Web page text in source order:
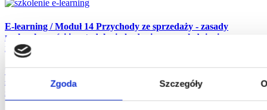
Zgoda Szczegóły
E-learning / Moduł 14 Przychody ze sprzedaży - zasady
rachunkowości i metodologia badania z uwzględnieniem
najczęściej występujących nieprawidłowości
Utrwalenie wiedzy z zakresu ustalania, ujmowania i prezentacji przychodów
zgodnie z ustawą o rachunkowości, krajowymi standardami rachunkowości i
międzynarodowymi standardami rachunkowości....